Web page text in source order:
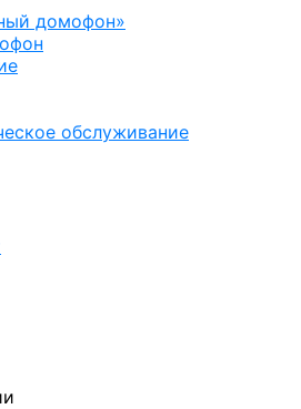
домофон»
обслуживание